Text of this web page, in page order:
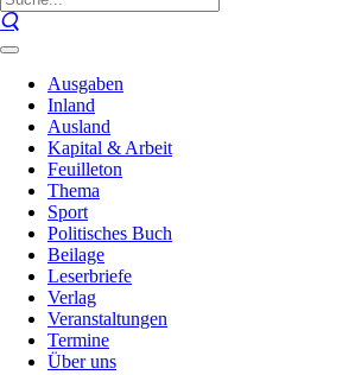
Ausgaben
Inland
Ausland
Kapital & Arbeit
Feuilleton
Thema
Sport
Politisches Buch
Beilage
Leserbriefe
Verlag
Veranstaltungen
Termine
Über uns